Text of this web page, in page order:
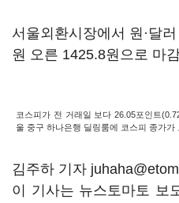
서울외환시장에서 원·달
원 오른 1425.8원으로 마
코스피가 전 거래일 보다 26.05포인트
울 중구 하나은행 딜링룸에 코스피 종가가
김주하 기자
이 기사는 뉴스토마토 보